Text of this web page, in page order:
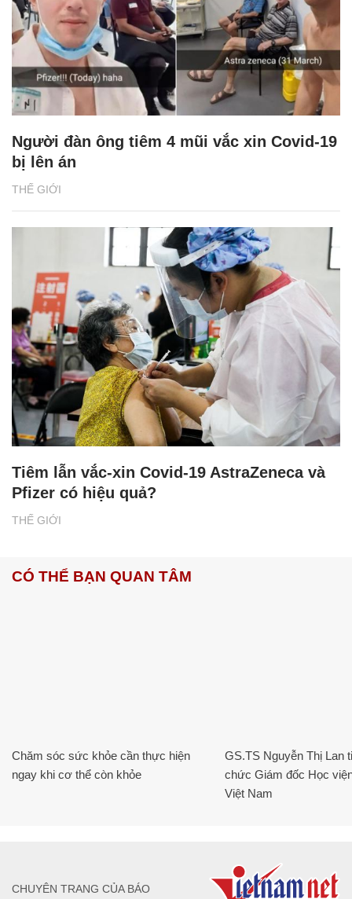
THẾ GIỚI
Người đàn ông tiêm 4 mũi vắc xin Covid-19
bị lên án
THẾ GIỚI
Tiêm lẫn vắc-xin Covid-19 AstraZeneca và
Pfizer có hiệu quả?
CÓ THỂ BẠN QUAN TÂM
Chăm sóc sức khỏe cần thực hiện
ngay khi cơ thể còn khỏe
GS.TS Nguyễn Thị Lan
chức Giám đốc Học
Việt Nam
CHUYÊN TRANG CỦA BÁO